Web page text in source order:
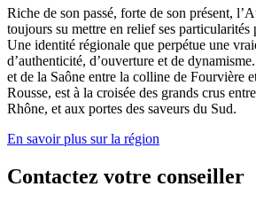
Riche de son passé, forte de son présent,
toujours su mettre en relief ses particularités
Une identité régionale que perpétue une
d’authenticité, d’ouverture et de
et de la Saône entre la colline de Fourvière
Rousse, est à la croisée des grands crus
Rhône, et aux portes des saveurs du Sud.
En savoir plus sur la région
Contactez votre conseiller